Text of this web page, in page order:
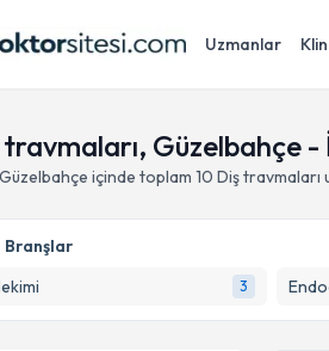
Uzmanlar
travmaları, Güzelbahçe -
Güzelbahçe içinde toplam 10 Diş travmaları
Branşlar
3